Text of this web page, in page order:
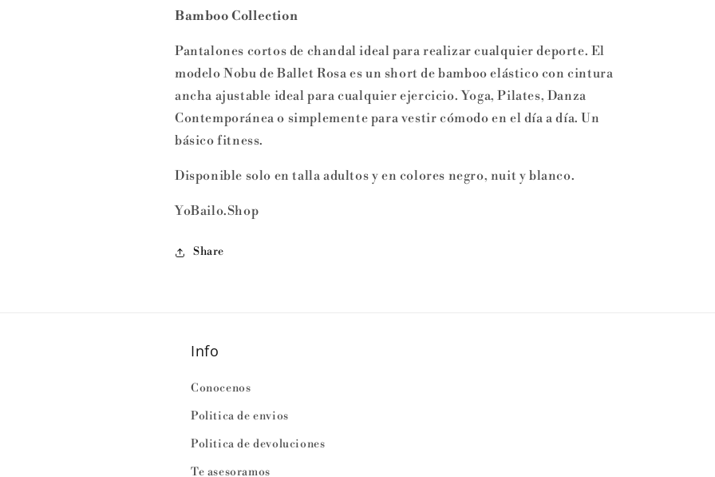
Bamboo Collection
Pantalones cortos de chandal ideal para realizar cualquier deporte. El
modelo Nobu de Ballet Rosa es un short de bamboo elástico con cintura
ancha ajustable ideal para cualquier ejercicio. Yoga, Pilates, Danza
Contemporánea o simplemente para vestir cómodo en el día a día. Un
básico fitness.
Disponible solo en talla adultos y en colores negro, nuit y blanco.
YoBailo.Shop
Share
Info
Conocenos
Politica de envios
Politica de devoluciones
Te asesoramos